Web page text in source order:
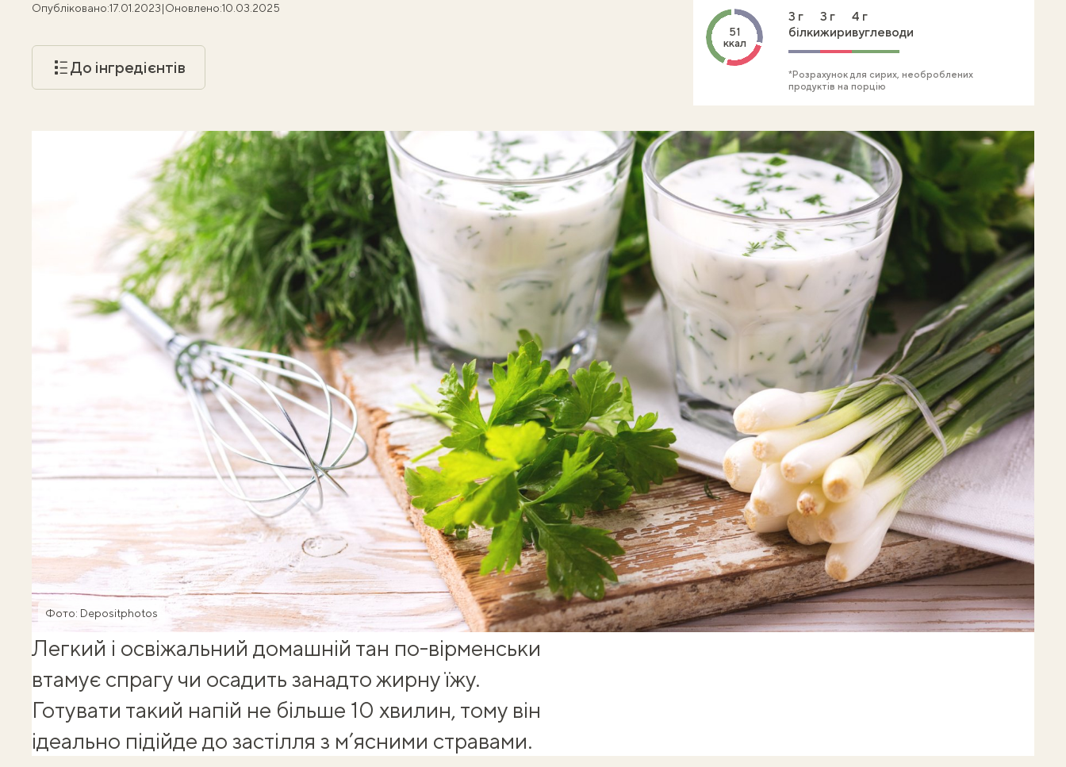
Опубліковано:17.01.2023|Оновлено:10.03.2025
До інгредієнтів
Фото: Depositphotos
51
ккал
3 г
білки
3 г
жири
4 г
вуглеводи
*Розрахунок для сирих, необроблених
продуктів на порцію
Легкий і освіжальний домашній тан по-вірменськи
втамує спрагу чи осадить занадто жирну їжу.
Готувати такий напій не більше 10 хвилин, тому він
ідеально підійде до застілля з м’ясними стравами.